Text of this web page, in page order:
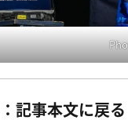
記事本文に戻る